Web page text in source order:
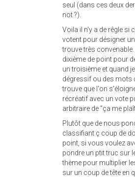
seul (dans ces deux
not ?).
Voila il n'y a de rêgle si
votent pour désigner
trouve très
dixième de point pour
un troisième et quand
dégressif ou des mots
trouve que l'on
récréatif avec un vote
arbitraire de "ça me
Plutôt que de nous
classifiant ç coup de
point, si vous voulez
pondre un ptit truc sur
thème pour multiplier
sur un coup de tête en